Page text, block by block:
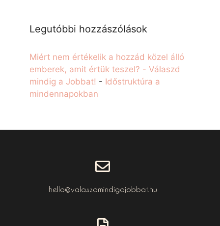
Legutóbbi hozzászólások
Miért nem értékelik a hozzád közel álló
emberek, amit értük teszel? - Válaszd
mindig a Jobbat! - Időstruktúra a
mindennapokban
hello@valaszdmindigajobbat.hu